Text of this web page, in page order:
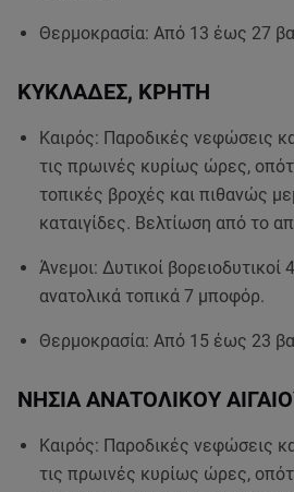
Θερμοκρασία: Από 13 έως 27
ΚΥΚΛΑΔΕΣ, ΚΡΗΤΗ
Καιρός: Παροδικές νεφώσεις
τις πρωινές κυρίως ώρες,
τοπικές βροχές και πιθανώς
καταιγίδες. Βελτίωση από το
Άνεμοι: Δυτικοί βορειοδυτικοί
ανατολικά τοπικά 7 μποφόρ.
Θερμοκρασία: Από 15 έως 23
ΝΗΣΙΑ ΑΝΑΤΟΛΙΚΟΥ
Καιρός: Παροδικές νεφώσεις
τις πρωινές κυρίως ώρες,